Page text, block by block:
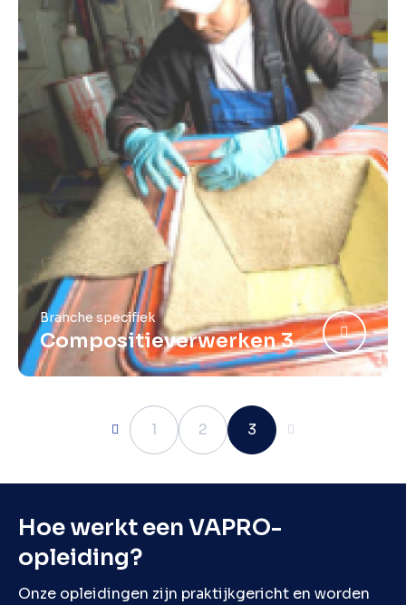
Branche specifiek
Compositieverwerken 3
Vorige
1 2 3
Hoe werkt een VAPRO-
opleiding?
Onze opleidingen zijn praktijkgericht en worden